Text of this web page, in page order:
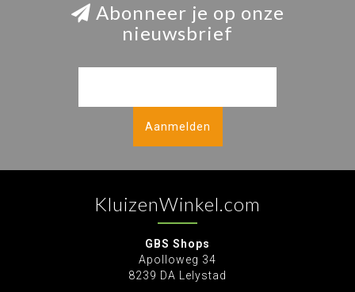
Abonneer je op onze
nieuwsbrief
Aanmelden
KluizenWinkel.com
GBS Shops
Apolloweg 34
8239 DA Lelystad